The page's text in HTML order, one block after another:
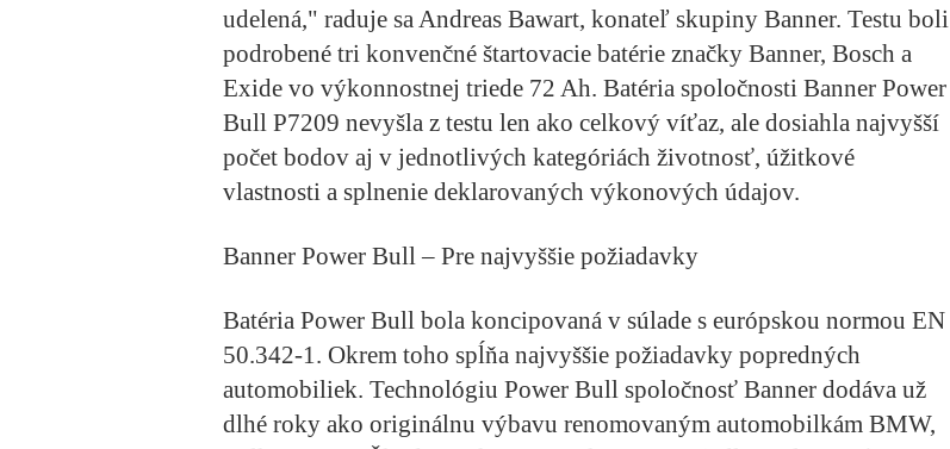
udelená," raduje sa Andreas Bawart, konateľ skupiny Banner. Testu boli
podrobené tri konvenčné štartovacie batérie značky Banner, Bosch a
Exide vo výkonnostnej triede 72 Ah. Batéria spoločnosti Banner Power
Bull P7209 nevyšla z testu len ako celkový víťaz, ale dosiahla najvyšší
počet bodov aj v jednotlivých kategóriách životnosť, úžitkové
vlastnosti a splnenie deklarovaných výkonových údajov.
Banner Power Bull – Pre najvyššie požiadavky
Batéria Power Bull bola koncipovaná v súlade s európskou normou EN
50.342-1. Okrem toho spĺňa najvyššie požiadavky popredných
automobiliek. Technológiu Power Bull spoločnosť Banner dodáva už
dlhé roky ako originálnu výbavu renomovaným automobilkám BMW,